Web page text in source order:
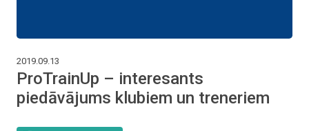
2019.09.13
ProTrainUp – interesants
piedāvājums klubiem un treneriem